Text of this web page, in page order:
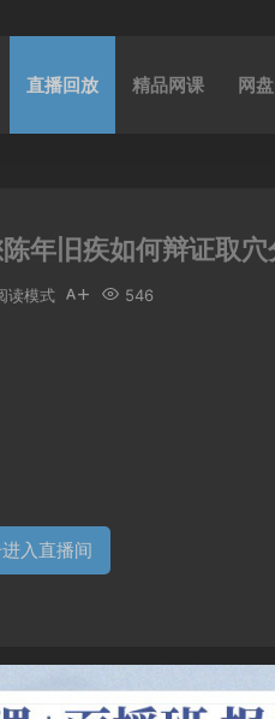
直播回放 精品网课 网
年旧疾如何辩证取
546
读模式
入直播间